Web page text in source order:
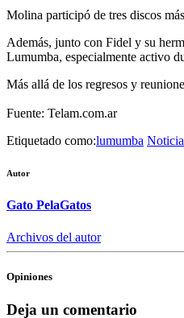
Molina participó de tres discos
Además, junto con Fidel y su
Lumumba, especialmente activo
Más allá de los regresos y
Fuente: Telam.com.ar
Etiquetado como:lumumba
Autor
Gato PelaGatos
Archivos del autor
Opiniones
Deja un comentario